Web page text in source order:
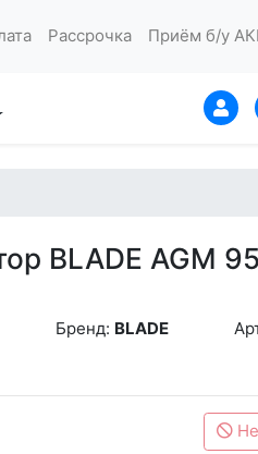
Рассрочка Приём б/у
BLADE AGM
Бренд: BLADE